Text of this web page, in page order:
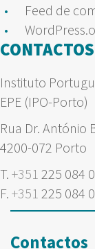
Feed de
CONTACTOS
Instituto
EPE (IPO-Porto)
Rua Dr. António
4200-072 Porto
T. +351 225 084
F. +351 225 084
Contactos